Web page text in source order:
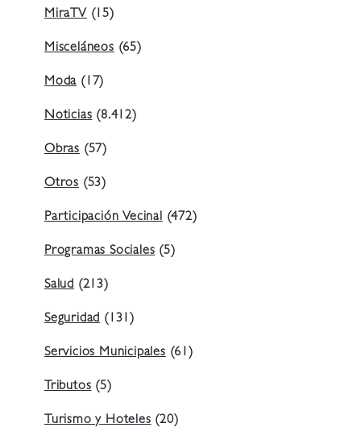
MiraTV(15)
Misceláneos(65)
Moda(17)
Noticias(8.412)
Obras (57)
Otros (53)
Participación Vecinal(472)
Programas Sociales(5)
Salud (213)
Seguridad(131)
Servicios Municipales(61)
Tributos(5)
Turismo y Hoteles(20)